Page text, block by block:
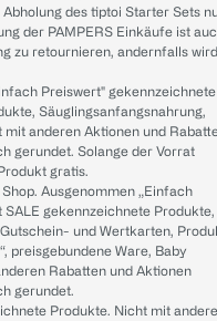
des tiptoi Starter Sets
der PAMPERS Einkäufe ist
zu retournieren, andernfalls wird
Preiswert" gekennzeichnete
Säuglingsanfangsnahrung,
anderen Aktionen und
gerundet. Solange der Vorrat
gratis.
Ausgenommen „Einfach
gekennzeichnete Produkte,
und Wertkarten,
preisgebundene Ware, Baby
Rabatten und Aktionen
gerundet.
Produkte. Nicht mit